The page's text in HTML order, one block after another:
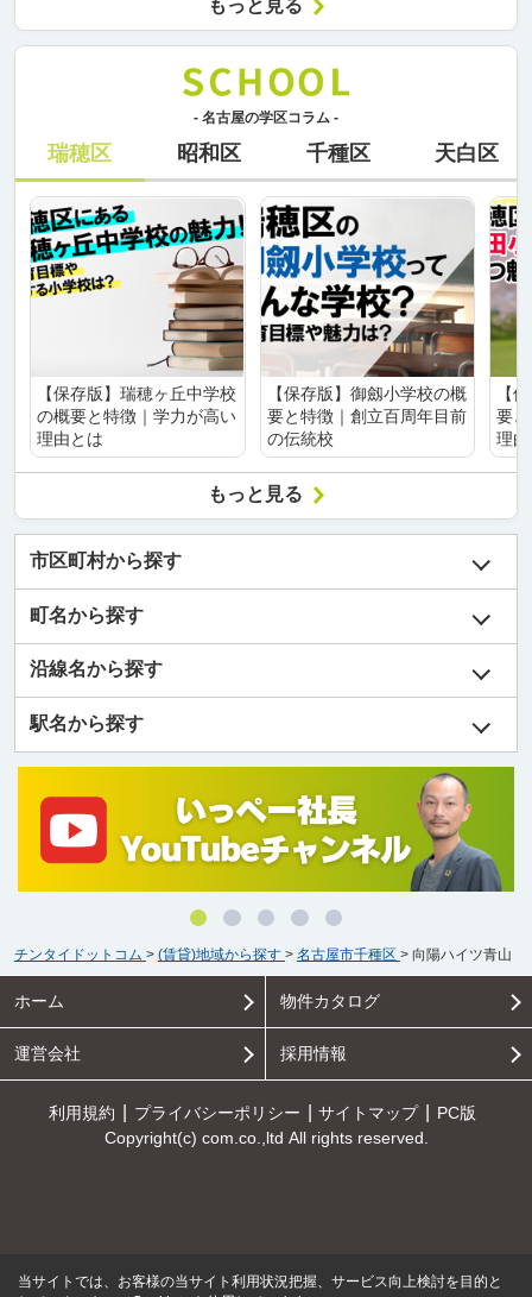
もっと見る
- 名古屋の学区コラム -
瑞穂区 昭和区 千種区 天白区
【保存版】瑞穂ヶ丘中学校
の概要と特徴｜学力が高い
理由とは
【保存版】御劔小学校の概
要と特徴｜創立百周年目前
の伝統校
【
要
理
もっと見る
市区町村から探す
町名から探す
沿線名から探す
駅名から探す
チンタイドットコム > (賃貸)地域から探す > 名古屋市千種区 > 向陽ハイツ青山
ホーム 物件カタログ
運営会社 採用情報
利用規約 プライバシーポリシー サイトマップ
PC版
Copyright(c) com.co.,ltd All rights reserved.
当サイトでは、お客様の当サイト利用状況把握、サービス向上検討を目的と